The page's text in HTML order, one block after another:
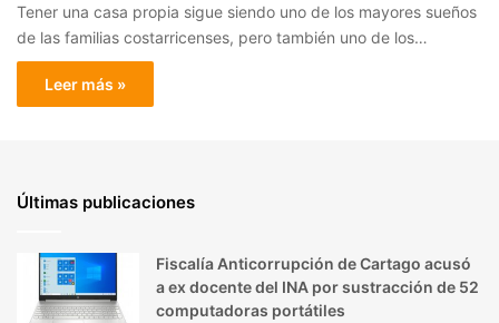
Tener una casa propia sigue siendo uno de los mayores sueños
de las familias costarricenses, pero también uno de los…
Leer más »
Últimas publicaciones
Fiscalía Anticorrupción de Cartago acusó
a ex docente del INA por sustracción de 52
computadoras portátiles